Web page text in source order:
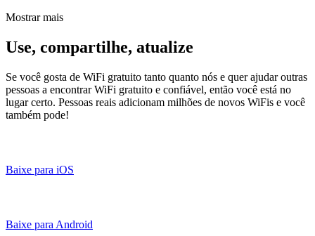
Mostrar mais
Use, compartilhe, atualize
Se você gosta de WiFi gratuito tanto quanto nós e quer ajudar outras
pessoas a encontrar WiFi gratuito e confiável, então você está no
lugar certo. Pessoas reais adicionam milhões de novos WiFis e você
também pode!
Baixe para iOS
Baixe para Android